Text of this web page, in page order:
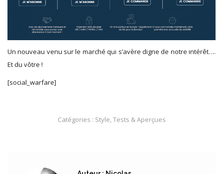
Un nouveau venu sur le marché qui s’avère digne de notre intérêt….
Et du vôtre !
[social_warfare]
Catégories : Style,Tests & Aperçues